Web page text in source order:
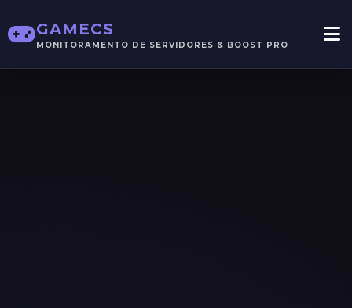
GAMECS
MONITORAMENTO DE SERVIDORES & BOOST PRO